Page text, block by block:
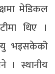
मेडिकल
थिए ।
भइसकेको
। स्थानीय